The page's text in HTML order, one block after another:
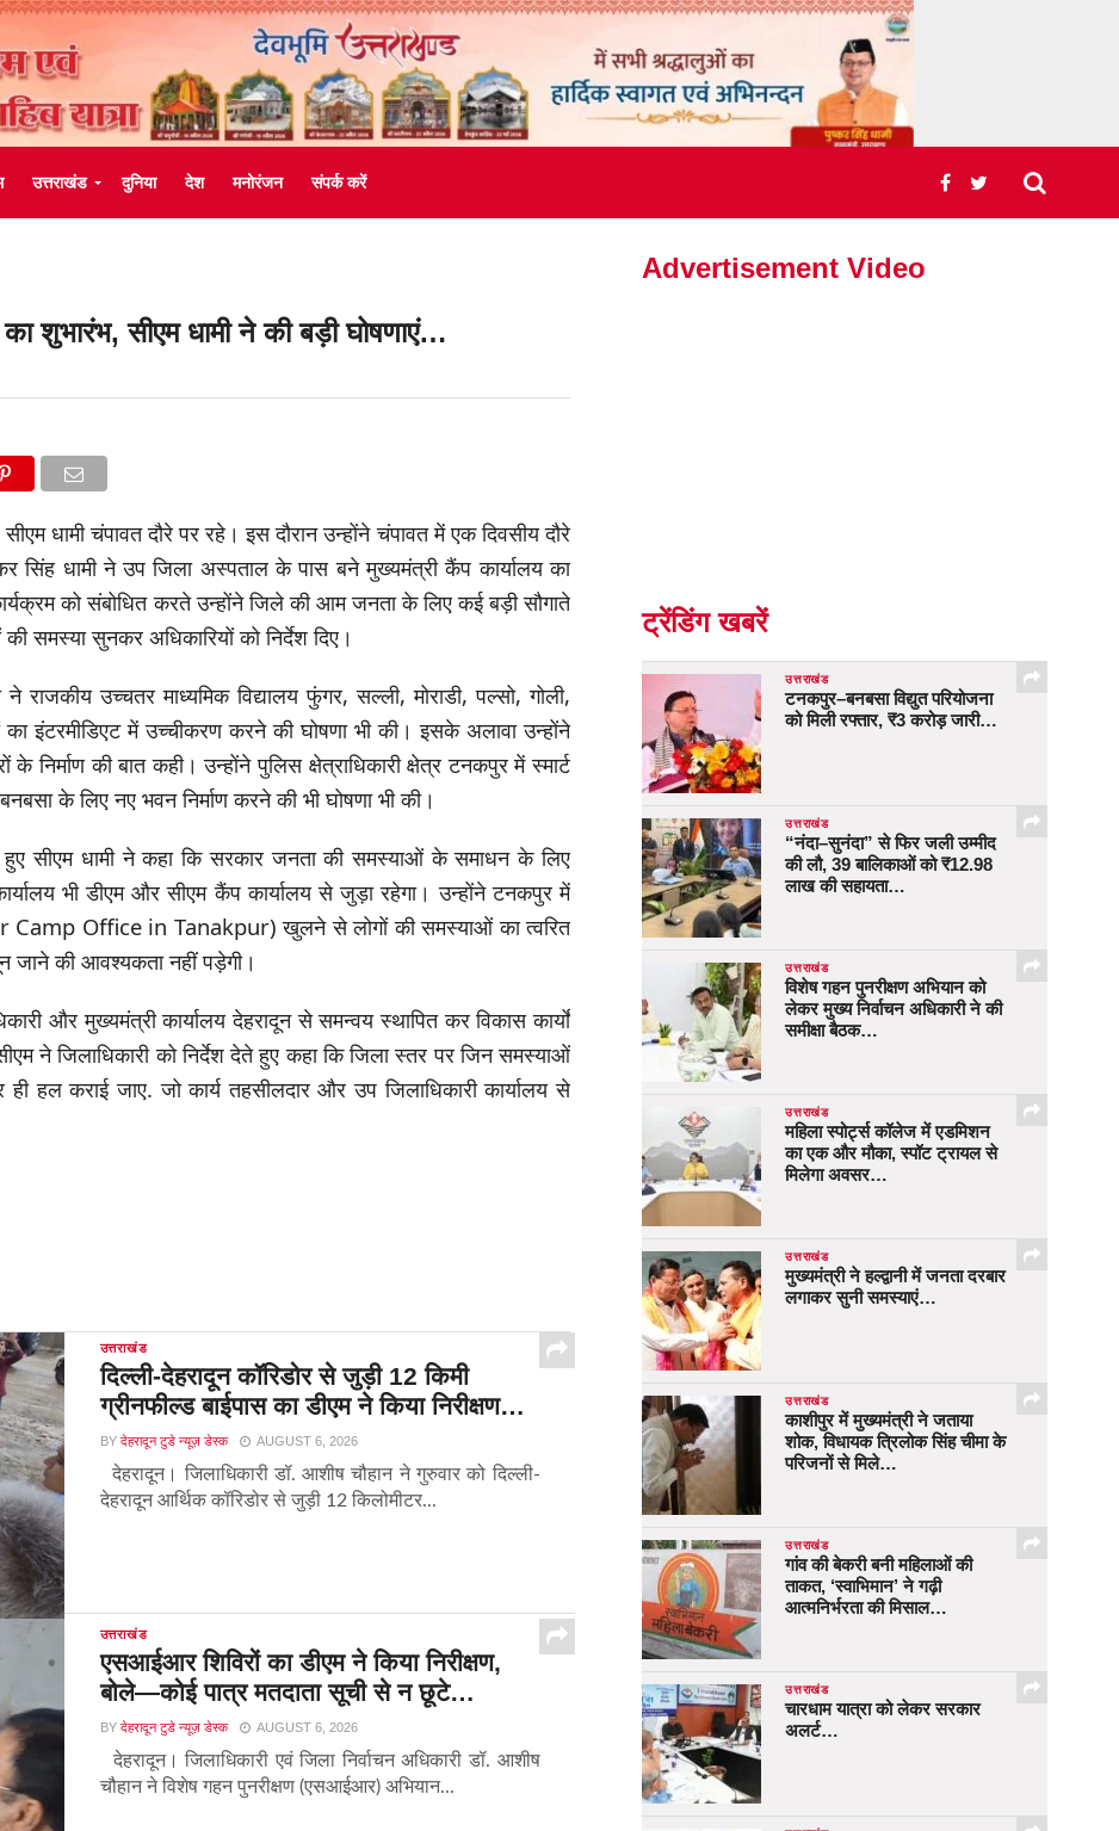
उत्तराखंड दुनिया देश मनोरंजन संपर्क करें
शुभारंभ, सीएम धामी ने की बड़ी घोषणाएं…
धामी चंपावत दौरे पर रहे। इस दौरान उन्होंने चंपावत में एक दिवसीय दौरे
सिंह धामी ने उप जिला अस्पताल के पास बने मुख्यमंत्री कैंप कार्यालय का
को संबोधित करते उन्होंने जिले की आम जनता के लिए कई बड़ी सौगाते
समस्या सुनकर अधिकारियों को निर्देश दिए।
ने राजकीय उच्चतर माध्यमिक विद्यालय फुंगर, सल्ली, मोराडी, पल्सो, गोली,
का इंटरमीडिएट में उच्चीकरण करने की घोषणा भी की। इसके अलावा उन्होंने
निर्माण की बात कही। उन्होंने पुलिस क्षेत्राधिकारी क्षेत्र टनकपुर में स्मार्ट
के लिए नए भवन निर्माण करने की भी घोषणा भी की।
हुए सीएम धामी ने कहा कि सरकार जनता की समस्याओं के समाधन के लिए
भी डीएम और सीएम कैंप कार्यालय से जुड़ा रहेगा। उन्होंने टनकपुर में
Camp Office in Tanakpur) खुलने से लोगों की समस्याओं का त्वरित
जाने की आवश्यकता नहीं पड़ेगी।
और मुख्यमंत्री कार्यालय देहरादून से समन्वय स्थापित कर विकास कार्यों
ने जिलाधिकारी को निर्देश देते हुए कहा कि जिला स्तर पर जिन समस्याओं
हल कराई जाए. जो कार्य तहसीलदार और उप जिलाधिकारी कार्यालय से
उत्तराखंड
दिल्ली-देहरादून कॉरिडोर से जुड़ी 12 किमी
ग्रीनफील्ड बाईपास का डीएम ने किया निरीक्षण…
BY देहरादून टुडे न्यूज़ डेस्क AUGUST 6, 2026
देहरादून। जिलाधिकारी डॉ. आशीष चौहान ने गुरुवार को दिल्ली-
देहरादून आर्थिक कॉरिडोर से जुड़ी 12 किलोमीटर...
उत्तराखंड
एसआईआर शिविरों का डीएम ने किया निरीक्षण,
बोले—कोई पात्र मतदाता सूची से न छूटे…
BY देहरादून टुडे न्यूज़ डेस्क AUGUST 6, 2026
देहरादून। जिलाधिकारी एवं जिला निर्वाचन अधिकारी डॉ. आशीष
चौहान ने विशेष गहन पुनरीक्षण (एसआईआर) अभियान...
Advertisement Video
ट्रेंडिंग खबरें
उत्तराखंड
टनकपुर–बनबसा विद्युत परियोजना
को मिली रफ्तार, ₹3 करोड़ जारी…
उत्तराखंड
“नंदा–सुनंदा” से फिर जली उम्मीद
की लौ, 39 बालिकाओं को ₹12.98
लाख की सहायता…
उत्तराखंड
विशेष गहन पुनरीक्षण अभियान को
लेकर मुख्य निर्वाचन अधिकारी ने की
समीक्षा बैठक…
उत्तराखंड
महिला स्पोर्ट्स कॉलेज में एडमिशन
का एक और मौका, स्पॉट ट्रायल से
मिलेगा अवसर…
उत्तराखंड
मुख्यमंत्री ने हल्द्वानी में जनता दरबार
लगाकर सुनी समस्याएं…
उत्तराखंड
काशीपुर में मुख्यमंत्री ने जताया
शोक, विधायक त्रिलोक सिंह चीमा के
परिजनों से मिले…
उत्तराखंड
गांव की बेकरी बनी महिलाओं की
ताकत, ‘स्वाभिमान’ ने गढ़ी
आत्मनिर्भरता की मिसाल…
उत्तराखंड
चारधाम यात्रा को लेकर सरकार
अलर्ट…